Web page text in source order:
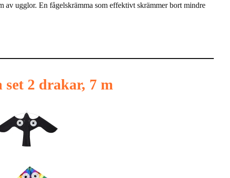
ugglor. En fågelskrämma som effektivt skrämmer bort mindre
set 2 drakar, 7 m